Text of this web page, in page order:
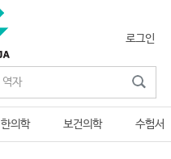
로그인
한의학 보건의학 수험서